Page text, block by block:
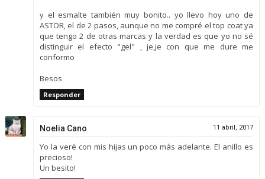
y el esmalte también muy bonito.. yo llevo hoy uno de
ASTOR, el de 2 pasos, aunque no me compré el top coat ya
que tengo 2 de otras marcas y la verdad es que yo no sé
distinguir el efecto "gel" , je,je con que me dure me
conformo
Besos
Responder
Noelia Cano 11 abril, 2017
Yo la veré con mis hijas un poco más adelante. El anillo es
precioso!
Un besito!